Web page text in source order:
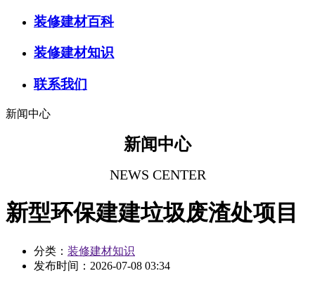
装修建材百科
装修建材知识
联系我们
新闻中心
新闻中心
NEWS CENTER
新型环保建建垃圾废渣处项目
分类： 装修建材知识
发布时间： 2026-07-08 03:34